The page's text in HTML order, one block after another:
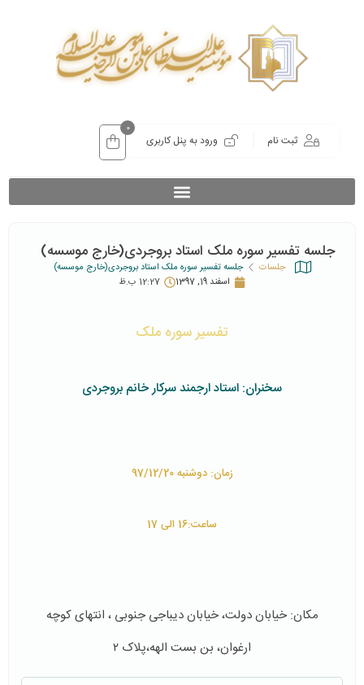
ثبت نام ورود به پنل کاربری
0
جلسه تفسیر سوره ملک استاد بروجردی(خارج موسسه)
جلسات
جلسه تفسیر سوره ملک استاد بروجردی(خارج موسسه)
اسفند 19, 1397
12:27 ب.ظ
تفسیر سوره ملک
سخنران: استاد ارجمند سرکار خانم بروجردی
زمان: دوشنبه 97/12/20
ساعت:16 الی 17
مکان: خیابان دولت، خیابان دیباجی جنوبی ، انتهای کوچه
ارغوان، بن بست الهه،پلاک ۲